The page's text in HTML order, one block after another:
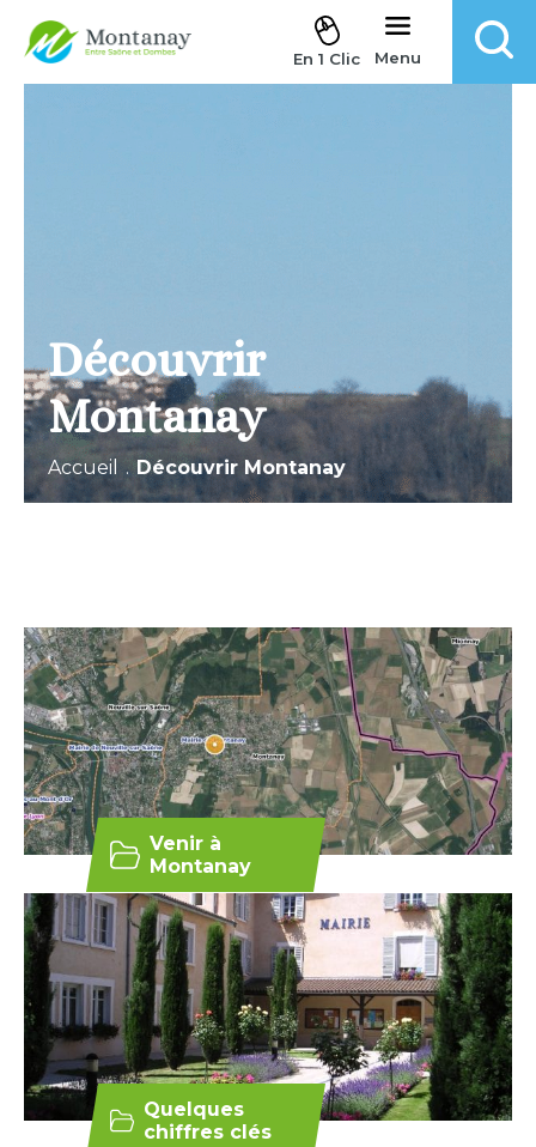
Aller au contenu
En 1 Clic Menu
Découvrir
Montanay
Accueil . Découvrir Montanay
Venir à
Montanay
Quelques
chiffres clés